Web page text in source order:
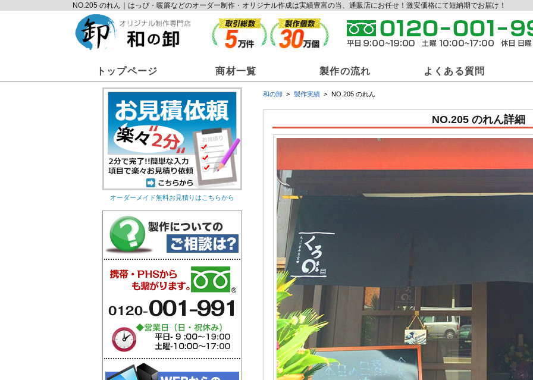
NO.205 のれん｜はっぴ・暖簾などのオーダー制作・オリジナル作成は実績豊富の当、通販店にお任せ！激安価格にて短納期でお届け！
トップページ 商材一覧
和の卸商材一覧
オリジナルのれん オリジナル提灯
オリジナル手ぬぐい オリジナル扇子 オリジナルうちわ オリ
製作の流れ よくある質問
和の卸 製作実績 NO.205 のれん
NO.205 のれん詳細
オーダーメイド無料お見積りはこちらから